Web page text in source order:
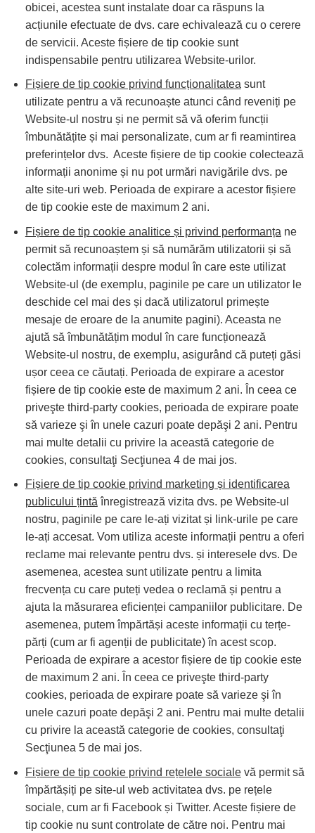
obicei, acestea sunt instalate doar ca răspuns la
acțiunile efectuate de dvs. care echivalează cu o cerere
de servicii. Aceste fișiere de tip cookie sunt
indispensabile pentru utilizarea Website-urilor.
Fișiere de tip cookie privind funcționalitatea sunt
utilizate pentru a vă recunoaște atunci când reveniți pe
Website-ul nostru și ne permit să vă oferim funcții
îmbunătățite și mai personalizate, cum ar fi reamintirea
preferințelor dvs. Aceste fișiere de tip cookie colectează
informații anonime și nu pot urmări navigările dvs. pe
alte site-uri web. Perioada de expirare a acestor fișiere
de tip cookie este de maximum 2 ani.
Fișiere de tip cookie analitice și privind performanța ne
permit să recunoaștem și să numărăm utilizatorii și să
colectăm informații despre modul în care este utilizat
Website-ul (de exemplu, paginile pe care un utilizator le
deschide cel mai des și dacă utilizatorul primește
mesaje de eroare de la anumite pagini). Aceasta ne
ajută să îmbunătățim modul în care funcționează
Website-ul nostru, de exemplu, asigurând că puteți găsi
ușor ceea ce căutați. Perioada de expirare a acestor
fișiere de tip cookie este de maximum 2 ani. În ceea ce
priveşte third-party cookies, perioada de expirare poate
să varieze şi în unele cazuri poate depăşi 2 ani. Pentru
mai multe detalii cu privire la această categorie de
cookies, consultaţi Secţiunea 4 de mai jos.
Fișiere de tip cookie privind marketing și identificarea
publicului țintă înregistrează vizita dvs. pe Website-ul
nostru, paginile pe care le-ați vizitat și link-urile pe care
le-ați accesat. Vom utiliza aceste informații pentru a oferi
reclame mai relevante pentru dvs. și interesele dvs. De
asemenea, acestea sunt utilizate pentru a limita
frecvența cu care puteți vedea o reclamă și pentru a
ajuta la măsurarea eficienței campaniilor publicitare. De
asemenea, putem împărtăși aceste informații cu terțe-
părți (cum ar fi agenții de publicitate) în acest scop.
Perioada de expirare a acestor fișiere de tip cookie este
de maximum 2 ani. În ceea ce priveşte third-party
cookies, perioada de expirare poate să varieze şi în
unele cazuri poate depăşi 2 ani. Pentru mai multe detalii
cu privire la această categorie de cookies, consultaţi
Secţiunea 5 de mai jos.
Fișiere de tip cookie privind rețelele socialevă permit să
împărtășiți pe site-ul web activitatea dvs. pe rețele
sociale, cum ar fi Facebook și Twitter. Aceste fișiere de
tip cookie nu sunt controlate de către noi. Pentru mai